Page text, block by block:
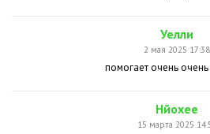
Уелли
2 мая 2025 17:38
помогает очень
Нйохее
15 марта 2025